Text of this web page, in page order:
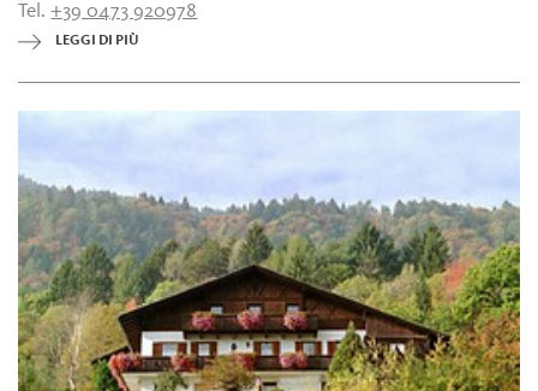
Tel.+39 0473 920978
LEGGI DI PIÙ